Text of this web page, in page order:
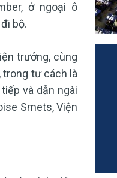
ở ngoại ô
bộ.
trưởng, cùng
trong tư cách là
và dẫn ngài
Smets, Viện